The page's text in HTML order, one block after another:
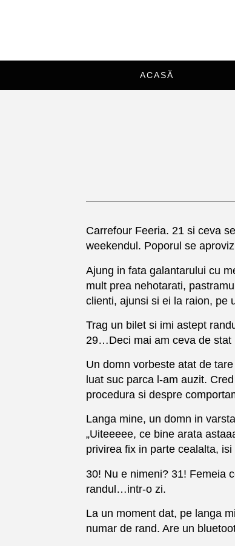
ACASĂ
Carrefour Feeria. 21 si ceva
weekendul. Poporul se
Ajung in fata galantarului cu
mult prea nehotarati,
clienti, ajunsi si ei la raion, pe
Trag un bilet si imi astept
29…Deci mai am ceva de stat
Un domn vorbeste atat de
luat suc parca l-am auzit.
procedura si despre
Langa mine, un domn in
„Uiteeeee, ce bine arata
privirea fix in parte cealalta,
30! Nu e nimeni? 31! Femeia
randul…intr-o zi.
La un moment dat, pe langa
numar de rand. Are un